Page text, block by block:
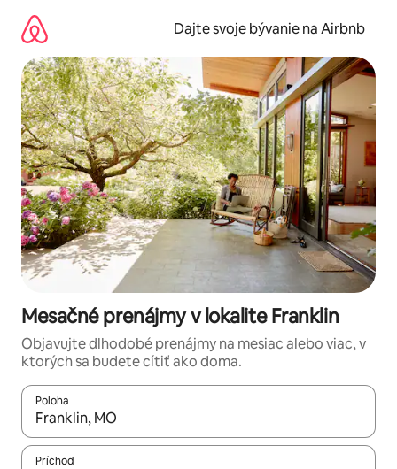
obsah.
Dajte svoje bývanie na Airbnb
Mesačné prenájmy v lokalite Franklin
Objavujte dlhodobé prenájmy na mesiac alebo viac, v
ktorých sa budete cítiť ako doma.
Poloha
Keď budú výsledky k dispozícii, môžete si ich prechádzať
Príchod